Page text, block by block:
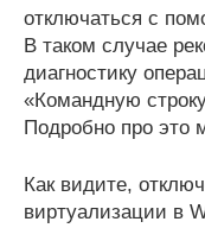
отключаться с
В таком случае
диагностику
«Командную
Подробно про это
Как видите,
виртуализации в